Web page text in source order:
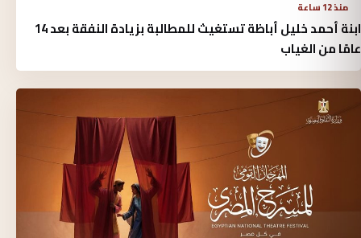
منذ 12 ساعة
ابنة أحمد خليل أباظة تستغيث للمطالبة بزيادة النفقة بعد 14
عامًا من الغياب